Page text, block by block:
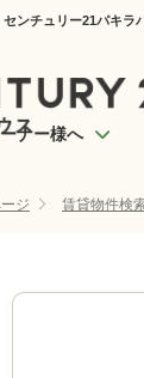
ンチュリー21パキラ
ナー様へ
ジ 賃貸物件検